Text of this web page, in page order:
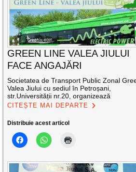
GREEN LINE VALEA JIULUI
FACE ANGAJĂRI
Societatea de Transport Public Zonal
Valea Jiului cu sediul în Petroșani,
str.Universității nr.20, organizează
CITEȘTE MAI DEPARTE
Distribuie acest articol